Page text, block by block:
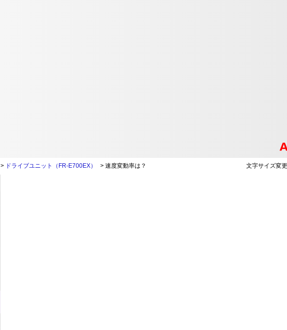
文字サイズ変更
> ドライブユニット（FR-E700EX） > 速度変動率は？